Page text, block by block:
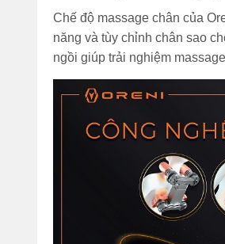
Chế độ massage chân của
năng và tùy chỉnh chân sao
ngồi giúp trải nghiệm